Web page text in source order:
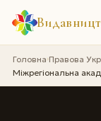
Головна›Правова
Міжрегіональна